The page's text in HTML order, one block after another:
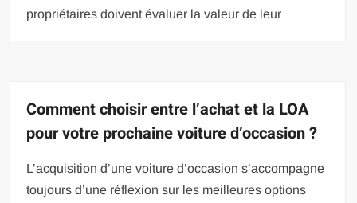
propriétaires doivent évaluer la valeur de leur
Comment choisir entre l’achat et la LOA
pour votre prochaine voiture d’occasion ?
L’acquisition d’une voiture d’occasion s’accompagne
toujours d’une réflexion sur les meilleures options